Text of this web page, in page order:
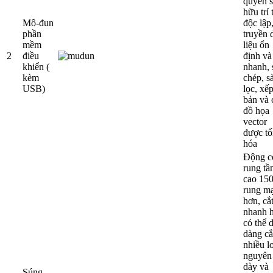
2
Mô-đun
phần
mềm
điều
khiển (
kèm
USB)
hữu trí
độc lập,
truyền
liệu ổn
định và
nhanh,
chép,
lọc, xếp
bản và
đồ họa
vector
được
hóa
Động
rung
cao
rung
hơn, cắt
nhanh
có thể
dàng
nhiều
dày và